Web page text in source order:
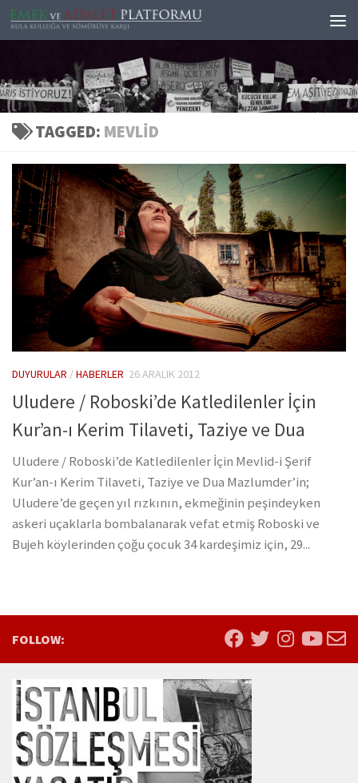
Skip to content
TAGGED: MEVLID
DUYURULAR /HABERLER 26 ARALIK 2012
Uludere / Roboski’de Katledilenler İçin
Kur’an-ı Kerim Tilaveti, Taziye ve Dua
Uludere / Roboski’de Katledilenler İçin Mevlid-i Şerif
Kur’an-ı Kerim Tilaveti, Taziye ve Dua Mazlumder’in;
Uludere’de geçen yıl rızkının, ekmeğinin peşindeyken
askeri uçaklarla bombalanarak vefat etmiş Roboski ve
Bujeh köylerinden çoğu çocuk 34 kardeşimiz için, 29...
FOLLOW: